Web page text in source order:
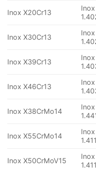
Inox X20Cr13
Inox
Inox X30Cr13
Inox
Inox X39Cr13
Inox
Inox X46Cr13
Inox
Inox X38CrMo14
Inox
Inox X55CrMo14
Inox
Inox X50CrMoV15
Inox